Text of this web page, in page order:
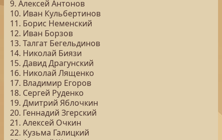
9. Алексей Антонов
10. Иван Кульбертинов
11. Борис Неменский
12. Иван Борзов
13. Талгат Бегельдинов
14. Николай Биязи
15. Давид Драгунский
16. Николай Лященко
17. Владимир Егоров
18. Сергей Руденко
19. Дмитрий Яблочкин
20. Геннадий Згерский
21. Алексей Очкин
22. Кузьма Галицкий